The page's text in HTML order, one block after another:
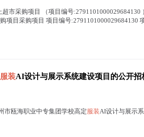
超市采购项目 （项目编号
项目采购项目 项目编号:2791101000029684130
服装AI设计与展示系统建设项目的公开招
市瓯海职业中专集团学校高定服装AI设计与展示